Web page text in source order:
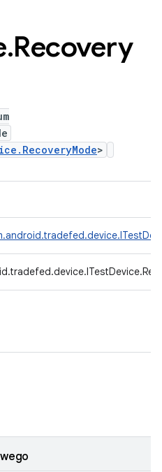
.Recovery
>